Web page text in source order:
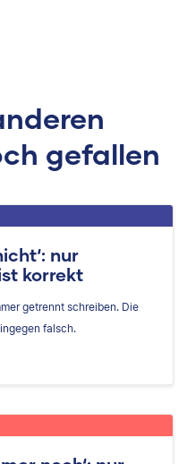
gefallen
nur
korrekt
getrennt schreiben. Die
falsch.